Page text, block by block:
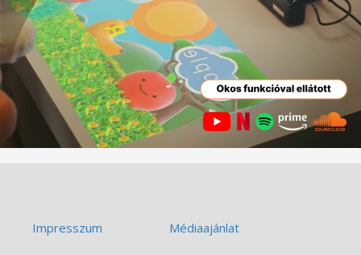
Impresszum
Médiaajánlat